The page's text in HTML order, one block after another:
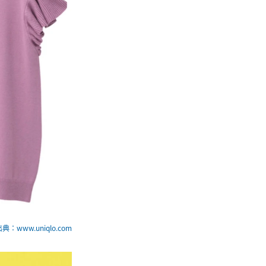
典：www.uniqlo.com